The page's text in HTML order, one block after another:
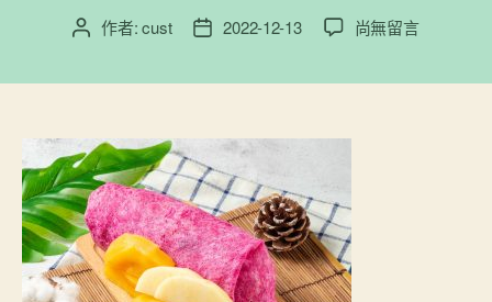
文 作者:cust
文 2022-12-13
在
尚無留言